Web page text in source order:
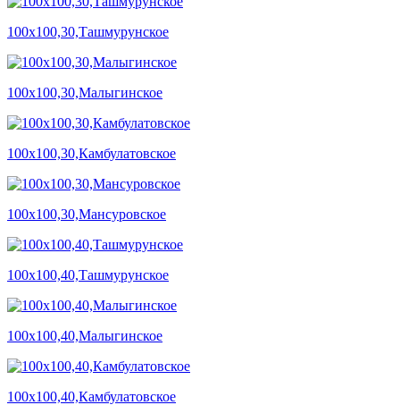
100х100,30,Ташмурунское
100х100,30,Малыгинское
100х100,30,Камбулатовское
100х100,30,Мансуровское
100х100,40,Ташмурунское
100х100,40,Малыгинское
100х100,40,Камбулатовское